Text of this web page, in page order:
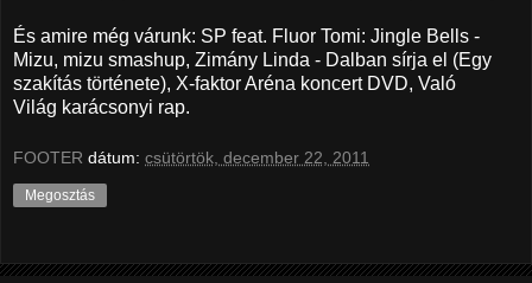
És amire még várunk: SP feat. Fluor Tomi: Jingle Bells -
Mizu, mizu smashup, Zimány Linda - Dalban sírja el (Egy
szakítás története), X-faktor Aréna koncert DVD, Való
Világ karácsonyi rap.
FOOTER dátum: csütörtök, december 22, 2011
Megosztás